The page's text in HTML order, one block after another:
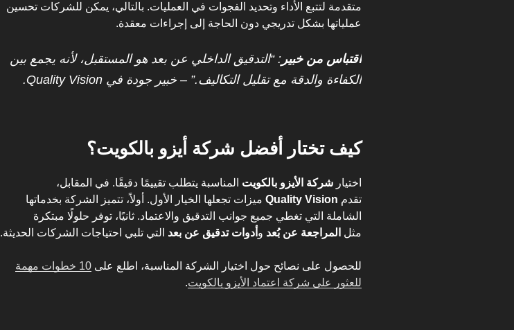
متقدمة لتتبع الأداء وتحديد الفجوات في العمليات. بالتالي، يمكن للشركات تحسين
عملياتها بشكل تدريجي دون الحاجة إلى إجراءات معقدة.
اقتباس من خبير : “التدقيق الداخلي عن بعد هو المستقبل، لأنه يجمع بين
الكفاءة والدقة مع تقليل التكاليف.” – خبير جودة في Quality Vision.
كيف تختار أفضل شركة أيزو بالكويت؟
اختيار شركة الأيزو بالكويت المناسبة يتطلب تقييمًا دقيقًا. في المقابل،
تقدم Quality Vision ميزات تجعلها الخيار الأول. أولاً، تتميز الشركة بخدماتها
الشاملة التي تغطي جميع جوانب التدقيق والاعتماد. ثانيًا، توفر حلولًا مبتكرة
مثل المراجعة عن بُعد و أدوات تدقيق عن بعد التي تلبي احتياجات الشركات الحديثة.
للحصول على نصائح حول اختيار الشركة المناسبة، اطلع على
10 خطوات مهمة
للعثور على شركة اعتماد الأيزو بالكويت.